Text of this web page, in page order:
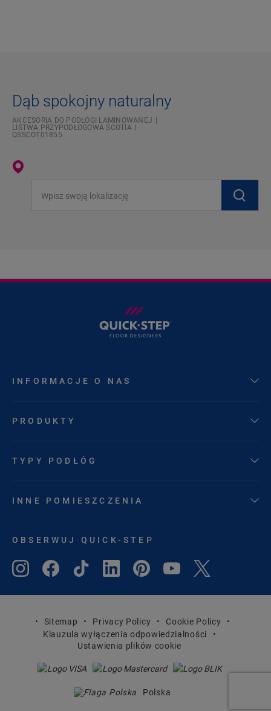
Dąb spokojny naturalny
AKCESORIA DO PODŁOGI LAMINOWANEJ
LISTWA PRZYPODŁOGOWA SCOTIA
QSSCOT01855
INFORMACJE O NAS
PRODUKTY
TYPY PODŁÓG
INNE POMIESZCZENIA
OBSERWUJ QUICK-STEP
Sitemap Privacy Policy
Cookie Policy
Klauzula wyłączenia odpowiedzialności
Ustawienia plików cookie
Polska